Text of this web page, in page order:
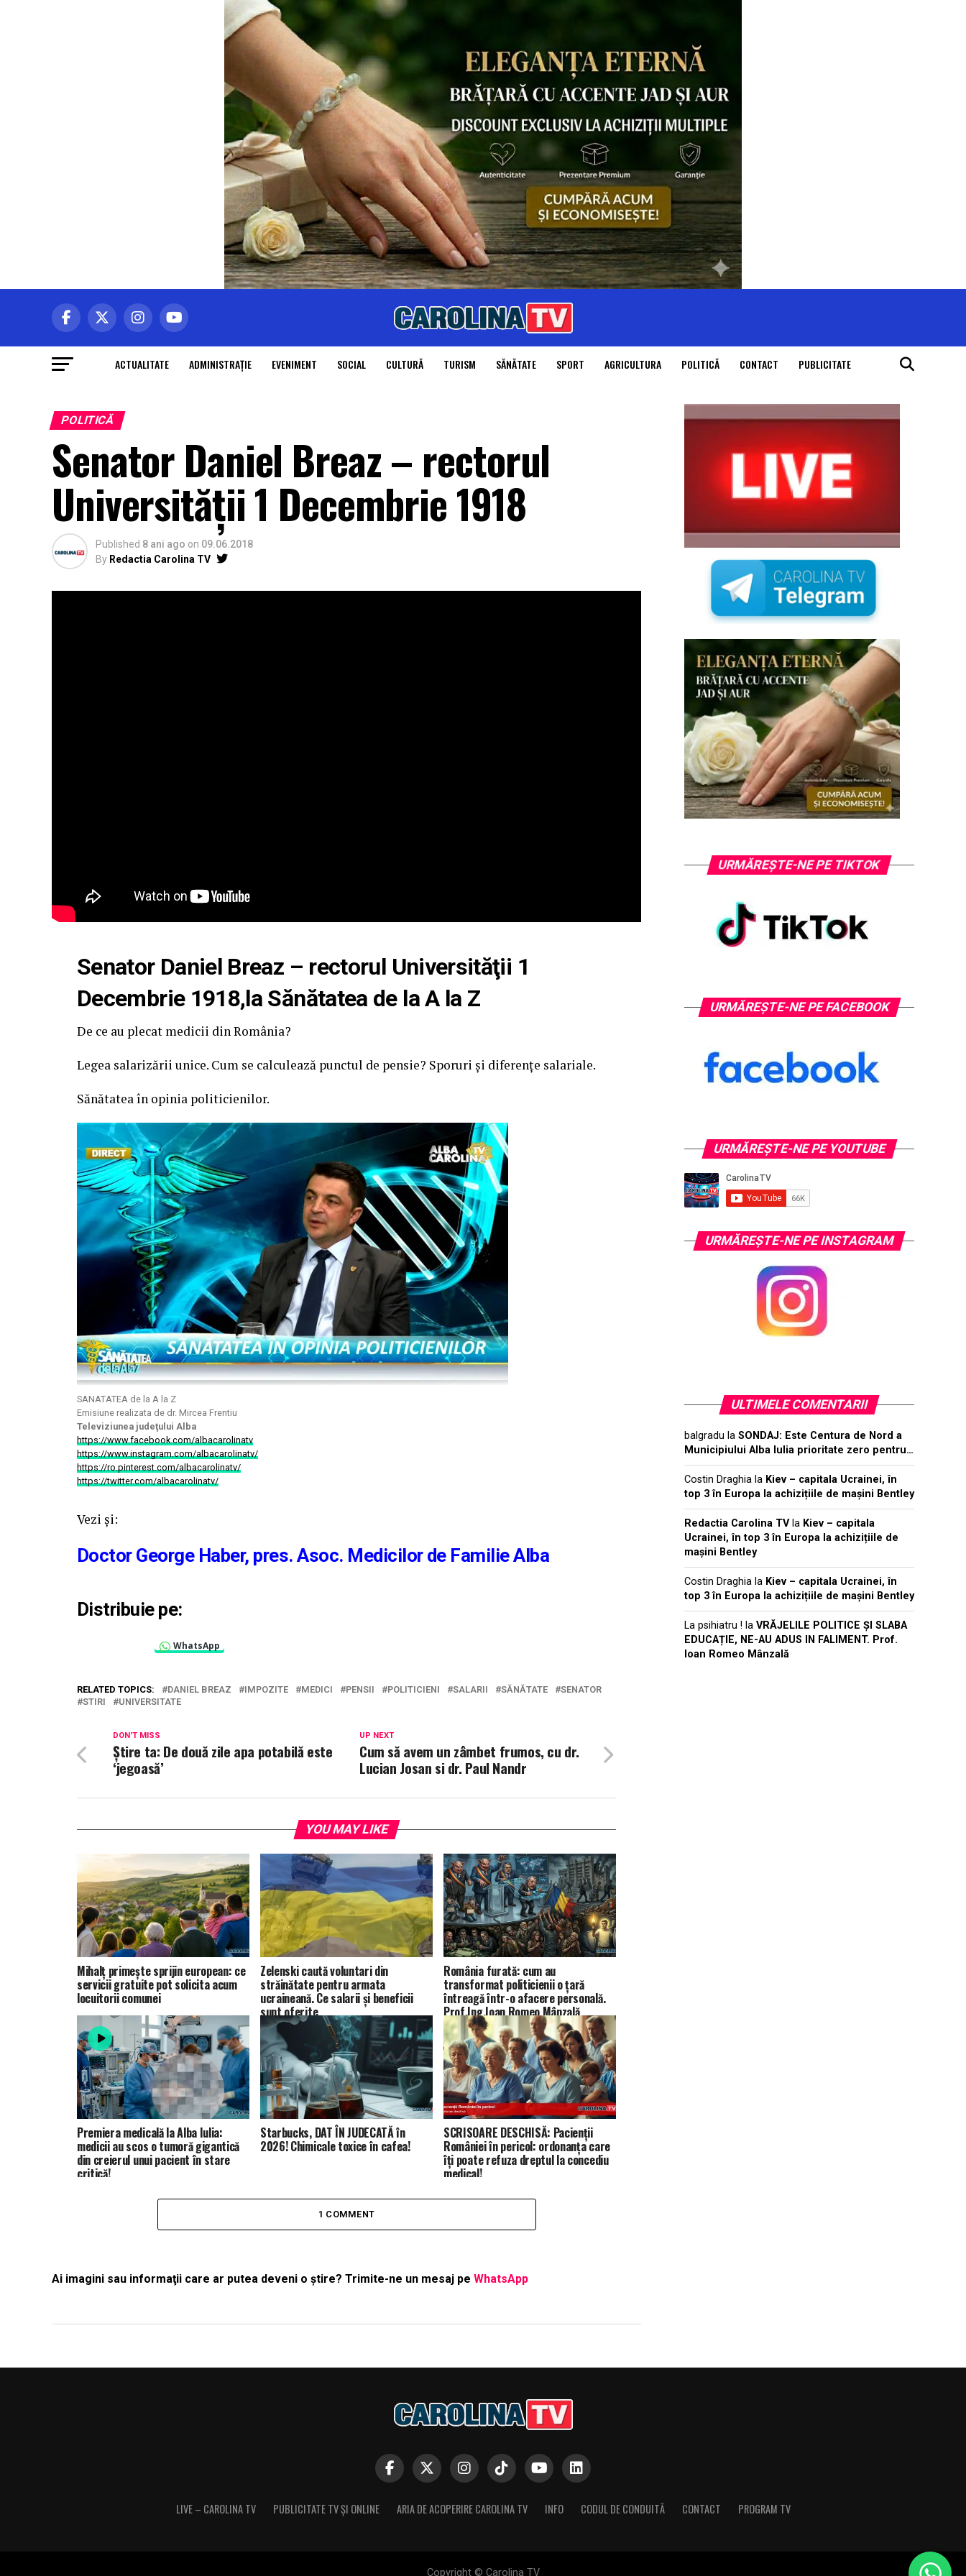
ACTUALITATE ADMINISTRAŢIE EVENIMENT SOCIAL CULTURĂ TURISM SĂNĂTATE SPORT AGRICULTURA POLITICĂ CONTACT PUBLICITATE
POLITICĂ
Senator Daniel Breaz – rectorul
Universităţii 1 Decembrie 1918
Published 8 ani ago on 09.06.2018
By Redactia Carolina TV
Senator Daniel Breaz – rectorul Universităţii 1
Decembrie 1918,la Sănătatea de la A la Z
De ce au plecat medicii din România?
Legea salarizării unice. Cum se calculează punctul de pensie? Sporuri şi diferenţe salariale.
Sănătatea în opinia politicienilor.
SANATATEA de la A la Z
Emisiune realizata de dr. Mircea Frentiu
Televiziunea judeţului Alba
https://www.facebook.com/albacarolinatv
https://www.instagram.com/albacarolinatv/
https://ro.pinterest.com/albacarolinatv/
https://twitter.com/albacarolinatv/
Vezi şi:
Doctor George Haber, pres. Asoc. Medicilor de Familie Alba
Distribuie pe:
WhatsApp
RELATED TOPICS: DANIEL BREAZ IMPOZITE MEDICI PENSII POLITICIENI SALARII SĂNĂTATE
SENATOR
STIRI
UNIVERSITATE
UP NEXT
Cum să avem un zâmbet frumos, cu dr.
Lucian Josan si dr. Paul Nandr
DON'T MISS
Ştire ta: De două zile apa potabilă este
‘jegoasă’
YOU MAY LIKE
Mihalț primește sprijin european: ce
servicii gratuite pot solicita acum
locuitorii comunei
Zelenski caută voluntari din
străinătate pentru armata
ucraineană. Ce salarii și beneficii
sunt oferite
România furată: cum au
transformat politicienii o țară
întreagă într-o afacere personală.
Prof.Ing.Ioan Romeo Mânzală
Premiera medicală la Alba Iulia:
medicii au scos o tumoră gigantică
din creierul unui pacient în stare
critică!
Starbucks, DAT ÎN JUDECATĂ în
2026! Chimicale toxice în cafea!
SCRISOARE DESCHISĂ: Pacienții
României în pericol: ordonanța care
îți poate refuza dreptul la concediu
medical!
1 COMMENT
Ai imagini sau informaţii care ar putea deveni o ştire? Trimite-ne un mesaj pe WhatsApp
URMĂREȘTE-NE PE TIKTOK
URMĂREȘTE-NE PE FACEBOOK
URMĂREŞTE-NE PE YOUTUBE
URMĂREŞTE-NE PE INSTAGRAM
ULTIMELE COMENTARII
balgradu la SONDAJ: Este Centura de Nord a
Municipiului Alba Iulia prioritate zero pentru…
Costin Draghia la Kiev – capitala Ucrainei, în
top 3 în Europa la achizițiile de mașini Bentley
Redactia Carolina TVla Kiev – capitala
Ucrainei, în top 3 în Europa la achizițiile de
mașini Bentley
Costin Draghia la Kiev – capitala Ucrainei, în
top 3 în Europa la achizițiile de mașini Bentley
La psihiatru ! la VRĂJELILE POLITICE ȘI SLABA
EDUCAȚIE, NE-AU ADUS IN FALIMENT. Prof.
Ioan Romeo Mânzală
LIVE – CAROLINA TV PUBLICITATE TV ȘI ONLINE ARIA DE ACOPERIRE CAROLINA TV INFO CODUL DE CONDUITĂ CONTACT PROGRAM TV
Copyright © Carolina TV